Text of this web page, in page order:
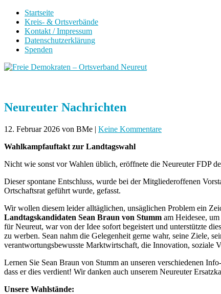
Startseite
Kreis- & Ortsverbände
Kontakt / Impressum
Datenschutzerklärung
Spenden
Neureuter Nachrichten
12. Februar 2026 von BMe | Keine Kommentare
Wahlkampfauftakt zur Landtagswahl
Nicht wie sonst vor Wahlen üblich, eröffnete die Neureuter FDP
Dieser spontane Entschluss, wurde bei der Mitgliederoffenen
Ortschaftsrat geführt wurde, gefasst.
Wir wollen diesem leider alltäglichen, unsäglichen Problem ein
Landtagskandidaten Sean Braun von Stumm am Heidesee,
für Neureut, war von der Idee sofort begeistert und unterstützte
zu werben. Sean nahm die Gelegenheit gerne wahr, seine Ziele,
verantwortungsbewusste Marktwirtschaft, die Innovation, soziale
Lernen Sie Sean Braun von Stumm an unseren verschiedenen
dass er dies verdient! Wir danken auch unserem Neureuter
Unsere Wahlstände: